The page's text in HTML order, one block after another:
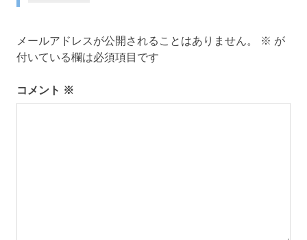
ゲ
シ
メールアドレスが公開されることはありません。 ※ が
付いている欄は必須項目です
コメント ※